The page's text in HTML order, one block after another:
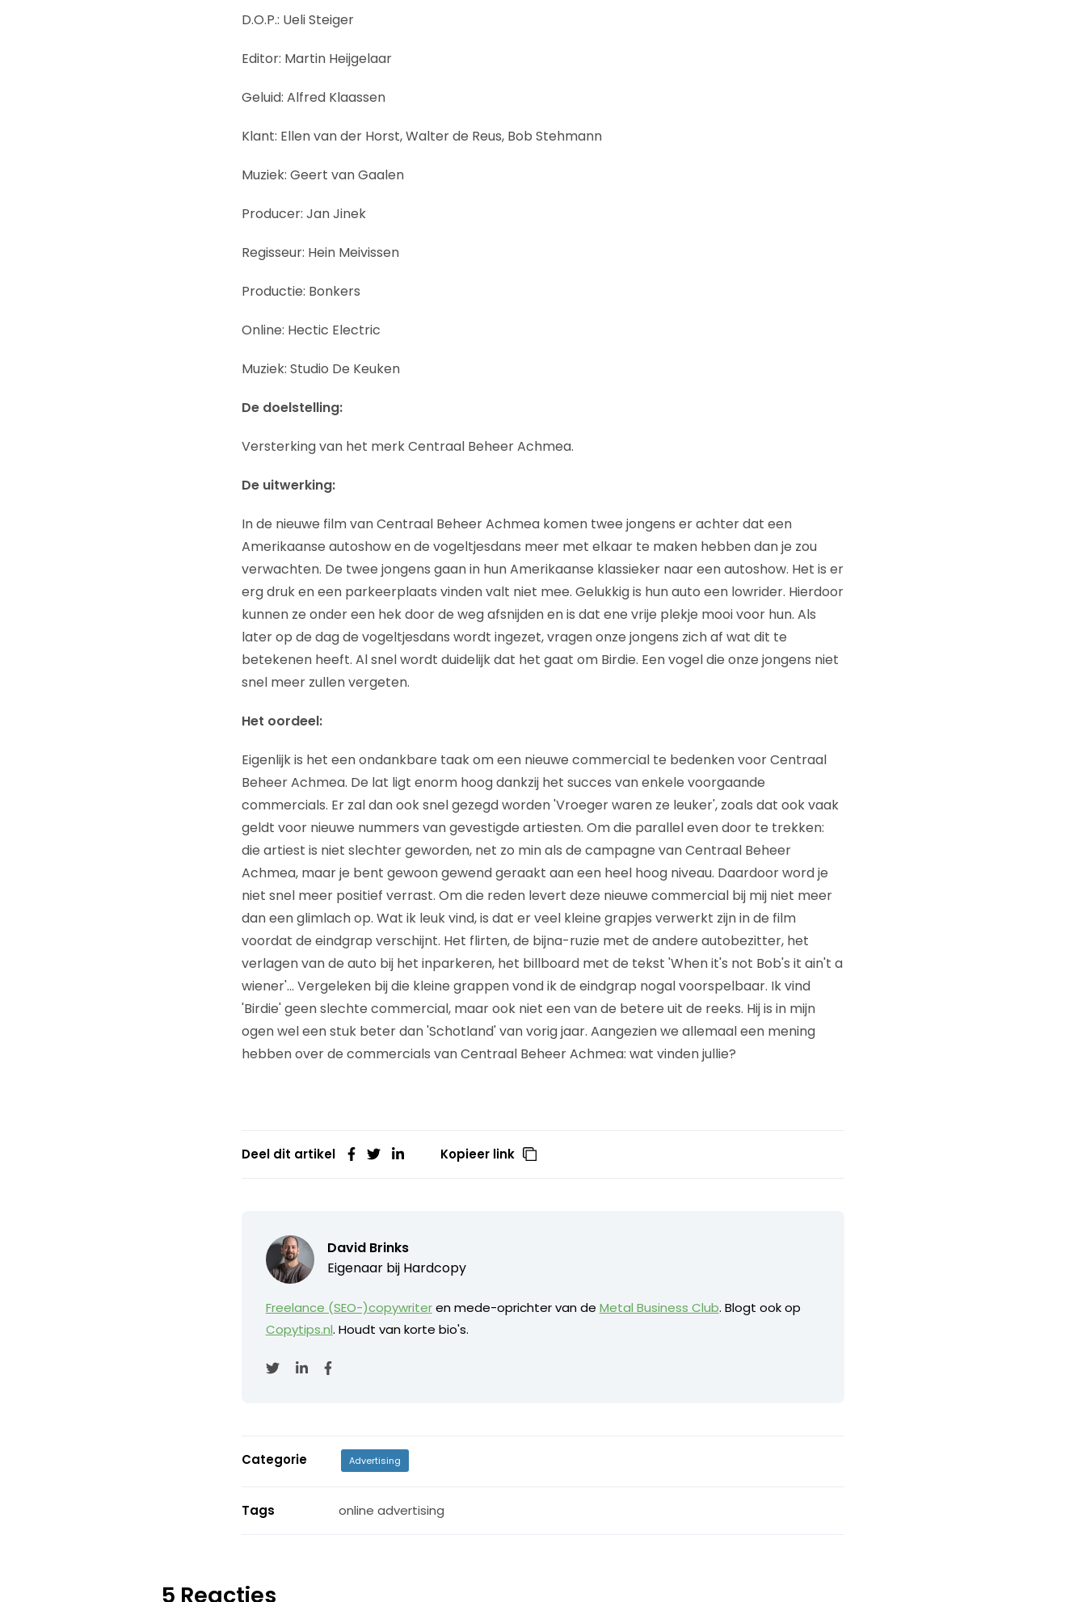
D.O.P.: Ueli Steiger
Editor: Martin Heijgelaar
Geluid: Alfred Klaassen
Klant: Ellen van der Horst, Walter de Reus, Bob Stehmann
Muziek: Geert van Gaalen
Producer: Jan Jinek
Regisseur: Hein Meivissen
Productie: Bonkers
Online: Hectic Electric
Muziek: Studio De Keuken
De doelstelling:
Versterking van het merk Centraal Beheer Achmea.
De uitwerking:
In de nieuwe film van Centraal Beheer Achmea komen twee jongens er achter dat een
Amerikaanse autoshow en de vogeltjesdans meer met elkaar te maken hebben dan je zou
verwachten. De twee jongens gaan in hun Amerikaanse klassieker naar een autoshow. Het is er
erg druk en een parkeerplaats vinden valt niet mee. Gelukkig is hun auto een lowrider. Hierdoor
kunnen ze onder een hek door de weg afsnijden en is dat ene vrije plekje mooi voor hun. Als
later op de dag de vogeltjesdans wordt ingezet, vragen onze jongens zich af wat dit te
betekenen heeft. Al snel wordt duidelijk dat het gaat om Birdie. Een vogel die onze jongens niet
snel meer zullen vergeten.
Het oordeel:
Eigenlijk is het een ondankbare taak om een nieuwe commercial te bedenken voor Centraal
Beheer Achmea. De lat ligt enorm hoog dankzij het succes van enkele voorgaande
commercials. Er zal dan ook snel gezegd worden 'Vroeger waren ze leuker', zoals dat ook vaak
geldt voor nieuwe nummers van gevestigde artiesten. Om die parallel even door te trekken:
die artiest is niet slechter geworden, net zo min als de campagne van Centraal Beheer
Achmea, maar je bent gewoon gewend geraakt aan een heel hoog niveau. Daardoor word je
niet snel meer positief verrast. Om die reden levert deze nieuwe commercial bij mij niet meer
dan een glimlach op. Wat ik leuk vind, is dat er veel kleine grapjes verwerkt zijn in de film
voordat de eindgrap verschijnt. Het flirten, de bijna-ruzie met de andere autobezitter, het
verlagen van de auto bij het inparkeren, het billboard met de tekst 'When it's not Bob's it ain't a
wiener'… Vergeleken bij die kleine grappen vond ik de eindgrap nogal voorspelbaar. Ik vind
'Birdie' geen slechte commercial, maar ook niet een van de betere uit de reeks. Hij is in mijn
ogen wel een stuk beter dan 'Schotland' van vorig jaar. Aangezien we allemaal een mening
hebben over de commercials van Centraal Beheer Achmea: wat vinden jullie?
Deel dit artikel Kopieer link
David Brinks
Eigenaar bij Hardcopy
Freelance (SEO-)copywriteren mede-oprichter van de Metal Business Club. Blogt ook op
Copytips.nl. Houdt van korte bio's.
Categorie Advertising
Tags online advertising
5 Reacties